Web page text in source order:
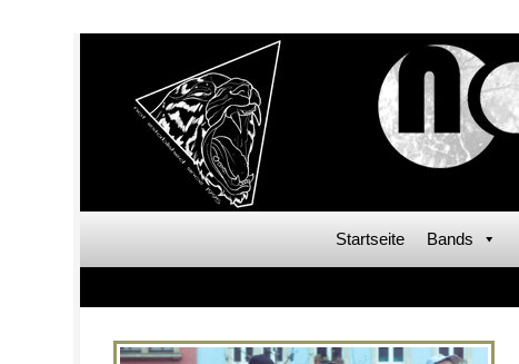
Startseite Bands